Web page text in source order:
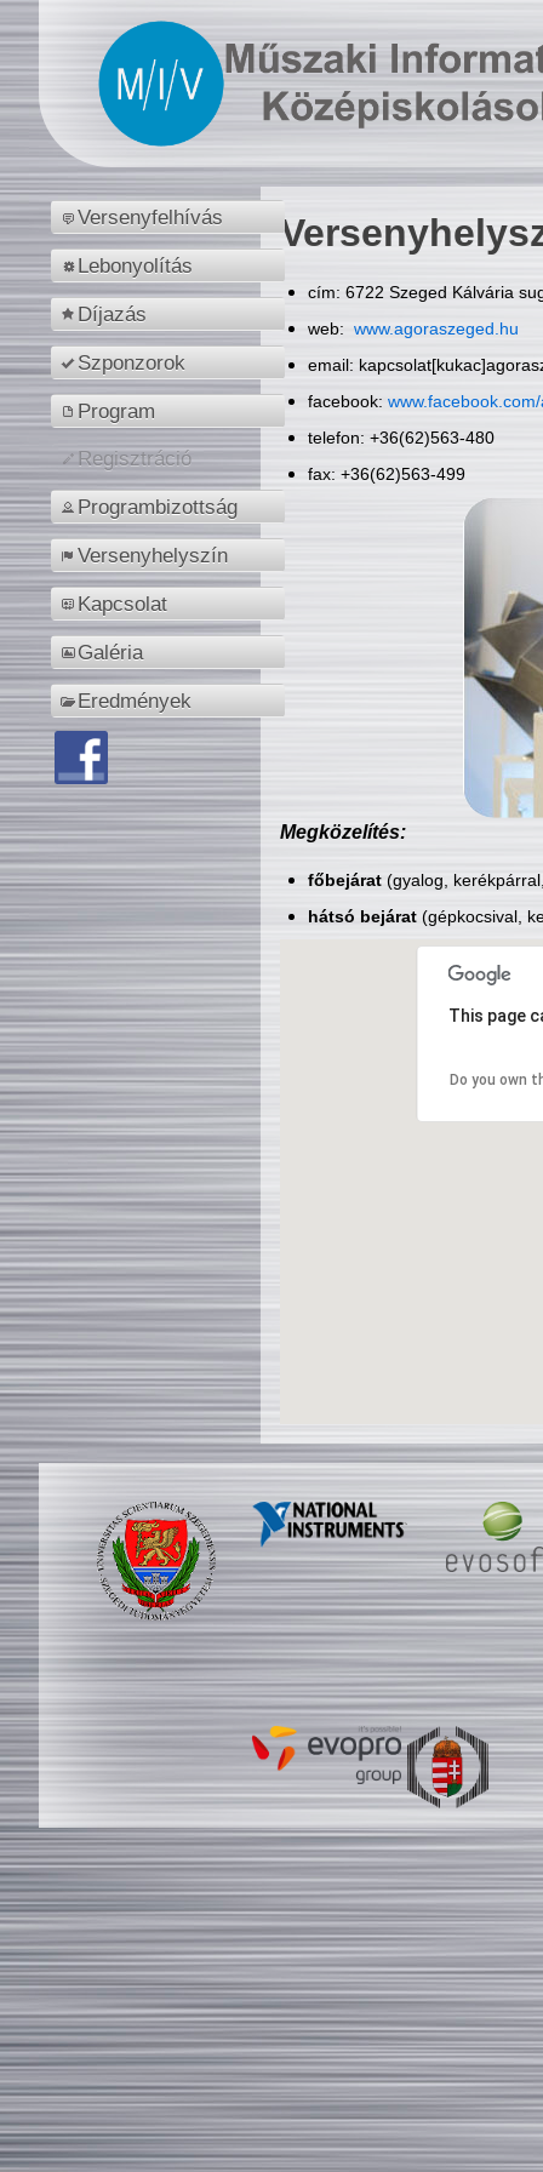
Versenyfelhívás
Lebonyolítás
Díjazás
Szponzorok
Program
Regisztráció
Programbizottság
Versenyhelyszín
Kapcsolat
Galéria
Eredmények
cím: 6722 Szeged Kálvária
web: www.agoraszeged.hu
email:
facebook:
telefon: +36(62)563-480
fax: +36(62)563-499
Megközelítés:
főbejárat(gyalog,
hátsó bejárat(gépkocsival,
This page
Do you own